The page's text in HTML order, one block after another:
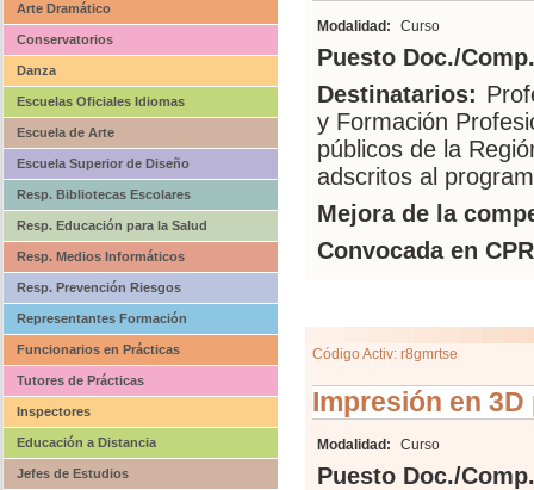
Arte Dramático
Conservatorios
Danza
Escuelas Oficiales Idiomas
Escuela de Arte
Escuela Superior de Diseño
Resp. Bibliotecas Escolares
Resp. Educación para la Salud
Resp. Medios Informáticos
Resp. Prevención Riesgos
Representantes Formación
Funcionarios en Prácticas
Tutores de Prácticas
Inspectores
Educación a Distancia
Jefes de Estudios
Modalidad: Curso
Puesto Doc./
Destinatarios:
y Formación
públicos de la
adscritos al
Mejora de la
Convocada en
Código Activ: r8gmrtse
Impresión en
Modalidad: Curso
Puesto Doc./